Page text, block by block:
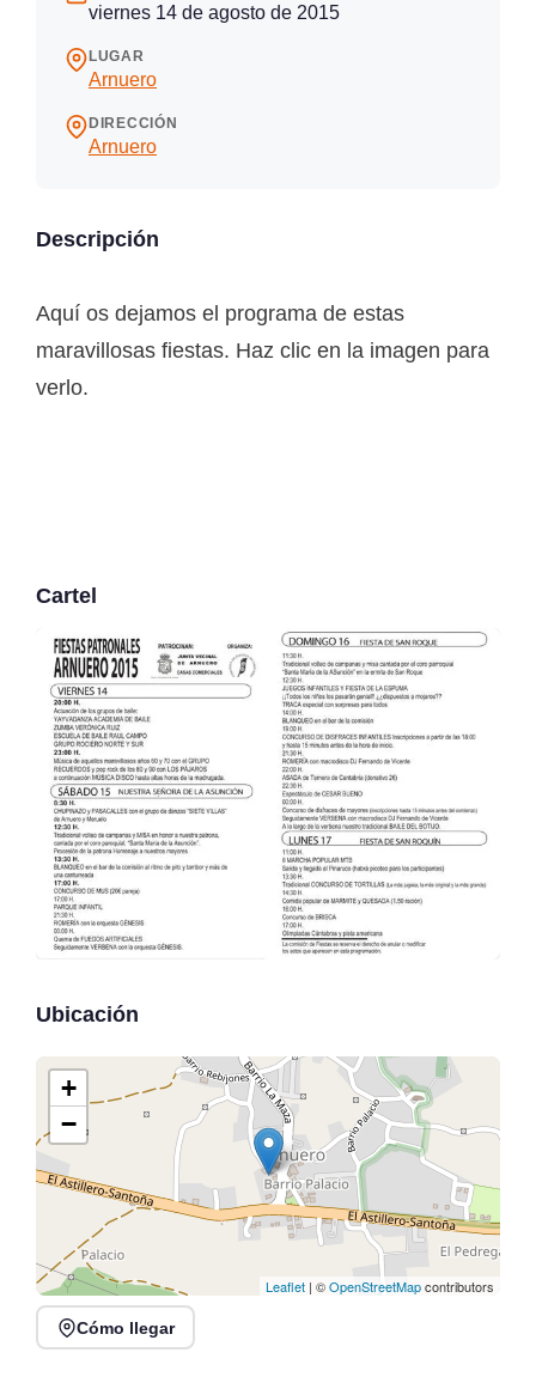
viernes 14 de agosto de 2015
LUGAR
Arnuero
DIRECCIÓN
Arnuero
Descripción
Aquí os dejamos el programa de estas
maravillosas fiestas. Haz clic en la imagen para
verlo.
Cartel
Ubicación
+
−
Leaflet | ©OpenStreetMapcontributors
Cómo llegar
Conciertos de la Atalaya